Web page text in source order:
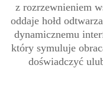
z rozrzewnieniem
oddaje hołd
dynamicznemu
który symuluje
doświadczyć